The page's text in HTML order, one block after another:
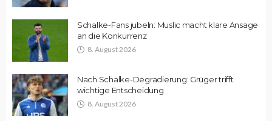
Schalke-Fans jubeln: Muslic macht klare Ansage
an die Konkurrenz
8. August 2026
Nach Schalke-Degradierung: Grüger trifft
wichtige Entscheidung
8. August 2026